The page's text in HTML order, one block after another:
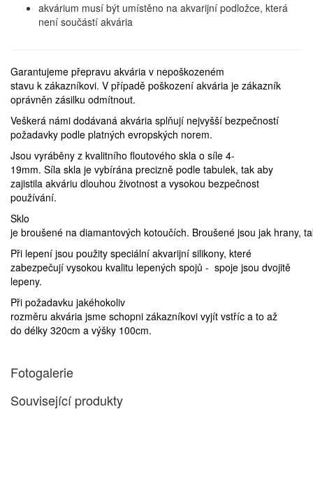
akvárium musí být umístěno na akvarijní podložce, která
není součástí akvária
Garantujeme přepravu akvária v nepoškozeném
stavu k zákazníkovi. V případě poškození akvária je zákazník
oprávněn zásilku odmítnout.
Veškerá námi dodávaná akvária splňují nejvyšší bezpečností
požadavky podle platných evropských norem.
Jsou vyráběny z kvalitního floutového skla o síle 4-
19mm. Síla skla je vybírána precizně podle tabulek, tak aby
zajistila akváriu dlouhou životnost a vysokou bezpečnost
používání.
Sklo
je broušené na diamantových kotoučích. Broušené jsou jak hrany,
Při lepení jsou použity speciální akvarijní silikony, které
zabezpečují vysokou kvalitu lepených spojů - spoje jsou dvojitě
lepeny.
Při požadavku jakéhokoliv
rozměru akvária jsme schopni zákazníkovi vyjít vstříc a to až
do délky 320cm a výšky 100cm.
Fotogalerie
Související produkty